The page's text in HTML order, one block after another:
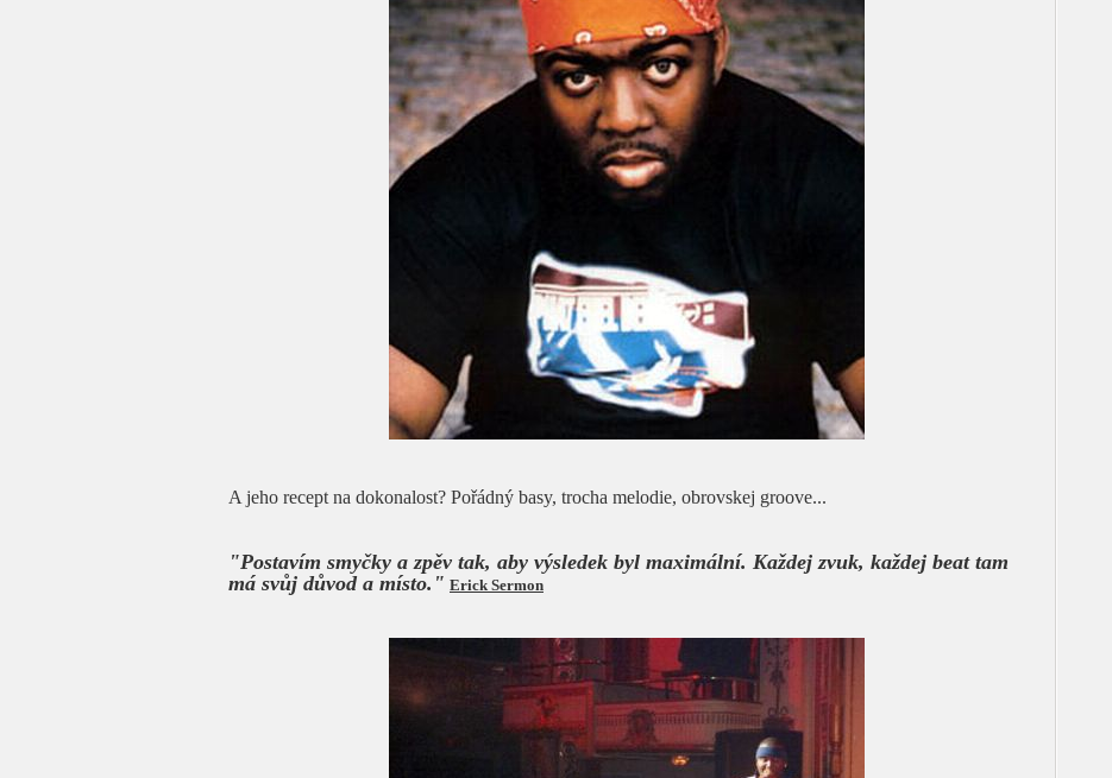
A jeho recept na dokonalost? Pořádný basy, trocha melodie, obrovskej groove...
"Postavím smyčky a zpěv tak, aby výsledek byl maximální. Každej zvuk, každej beat tam
má svůj důvod a místo." Erick Sermon